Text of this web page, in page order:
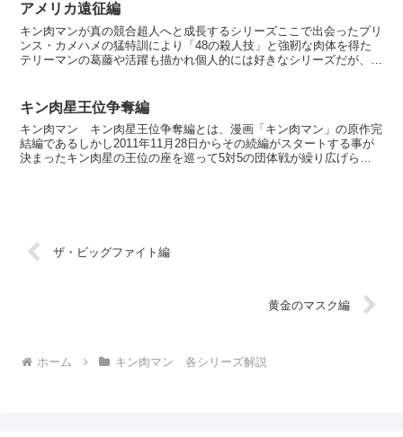
アメリカ遠征編
キン肉マンが真の競合超人へと成長するシリーズここで出会ったプリ
ンス・カメハメの猛特訓により「48の殺人技」と強靭な肉体を得た
テリーマンの葛藤や活躍も描かれ個人的には好きなシリーズだが、原
キン肉星王位争奪編
キン肉マン キン肉星王位争奪編とは、漫画「キン肉マン」の原作完
結編であるしかし2011年11月28日からその続編がスタートする事が
決まったキン肉星の王位の座を巡って5対5の団体戦が繰り広げられ
ザ・ビッグファイト編
黄金のマスク編
ホーム キン肉マン 各シリーズ解説